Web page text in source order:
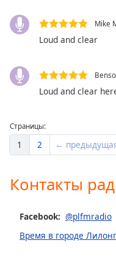
dialog
window.
cancel
and
window.
Text
Mike
Loud and clear
Loud and clear
Страницы:
1 2 ←
Контакты
Facebook: @plfmradio
Время в городе